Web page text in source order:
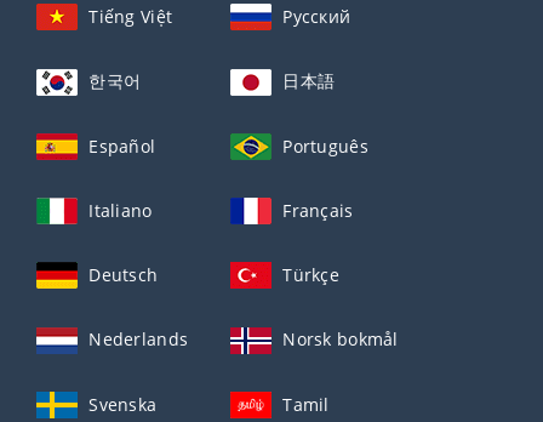
Tiếng Việt Русский
한국어 日本語
Español Português
Italiano Français
Deutsch Türkçe
Nederlands Norsk bokmål
Svenska Tamil